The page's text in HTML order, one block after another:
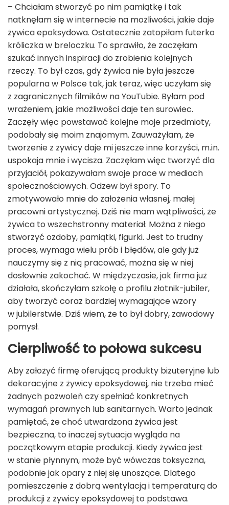
– Chciałam stworzyć po nim pamiątkę i tak
natknęłam się w internecie na możliwości, jakie daje
żywica epoksydowa. Ostatecznie zatopiłam futerko
króliczka w breloczku. To sprawiło, że zaczęłam
szukać innych inspiracji do zrobienia kolejnych
rzeczy. To był czas, gdy żywica nie była jeszcze
popularna w Polsce tak, jak teraz, więc uczyłam się
z zagranicznych filmików na YouTubie. Byłam pod
wrażeniem, jakie możliwości daje ten surowiec.
Zaczęły więc powstawać kolejne moje przedmioty,
podobały się moim znajomym. Zauważyłam, że
tworzenie z żywicy daje mi jeszcze inne korzyści, m.in.
uspokaja mnie i wycisza. Zaczęłam więc tworzyć dla
przyjaciół, pokazywałam swoje prace w mediach
społecznościowych. Odzew był spory. To
zmotywowało mnie do założenia własnej, małej
pracowni artystycznej. Dziś nie mam wątpliwości, że
żywica to wszechstronny materiał. Można z niego
stworzyć ozdoby, pamiątki, figurki. Jest to trudny
proces, wymaga wielu prób i błędów, ale gdy już
nauczymy się z nią pracować, można się w niej
dosłownie zakochać. W międzyczasie, jak firma już
działała, skończyłam szkołę o profilu złotnik-jubiler,
aby tworzyć coraz bardziej wymagające wzory
w jubilerstwie. Dziś wiem, że to był dobry, zawodowy
pomysł.
Cierpliwość to połowa sukcesu
Aby założyć firmę oferującą produkty biżuteryjne lub
dekoracyjne z żywicy epoksydowej, nie trzeba mieć
żadnych pozwoleń czy spełniać konkretnych
wymagań prawnych lub sanitarnych. Warto jednak
pamiętać, że choć utwardzona żywica jest
bezpieczna, to inaczej sytuacja wygląda na
początkowym etapie produkcji. Kiedy żywica jest
w stanie płynnym, może być wówczas toksyczna,
podobnie jak opary z niej się unoszące. Dlatego
pomieszczenie z dobrą wentylacją i temperaturą do
produkcji z żywicy epoksydowej to podstawa.